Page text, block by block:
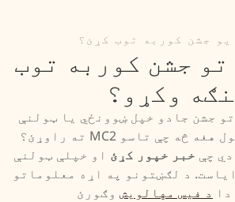
یو جشن کوربه توب کړئ؟
جشن کوربه توب
وکړو؟
جشن جادو خپل ښوونځي یا ټولنې
ته راوړئ؟ MC2 دا اسانه کوي! ټول هغه څه چې تاسو
چې خبر خپور کړئ او خپلې ټولنې
د لګښتونو په اړه معلوماتو
د فیس مهالویش